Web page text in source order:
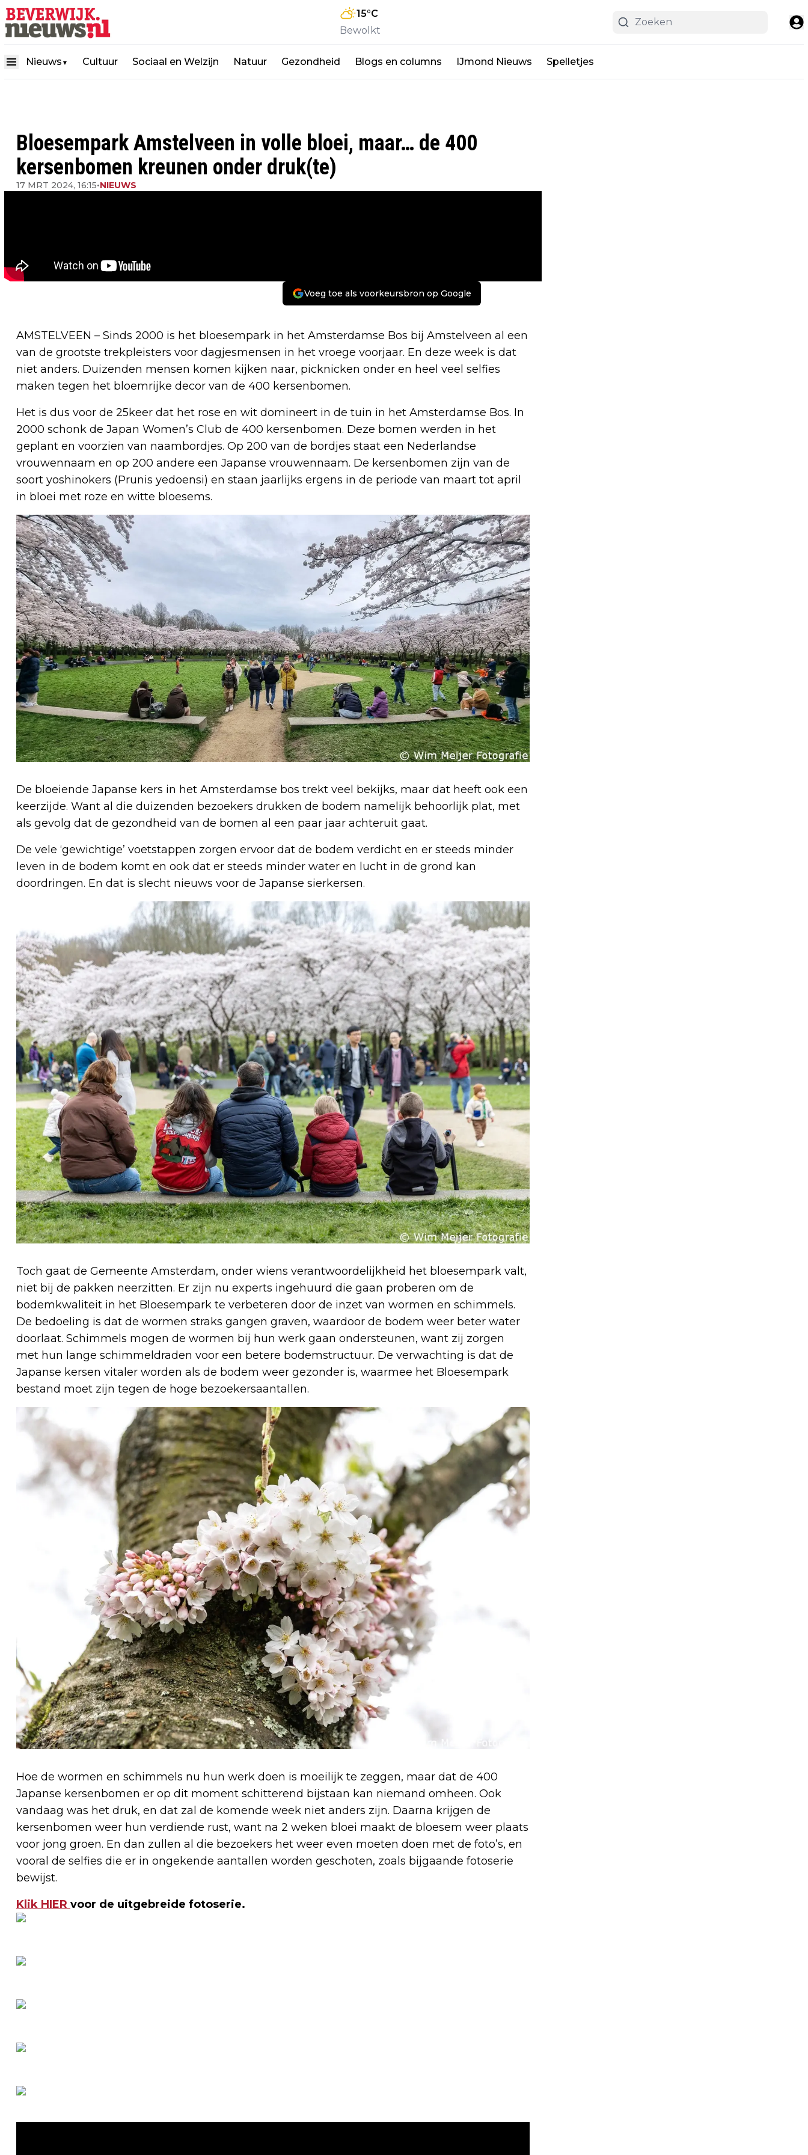
15°C
Bewolkt
Nieuws ▼ Cultuur Sociaal en Welzijn Natuur Gezondheid Blogs en columns IJmond Nieuws Spelletjes
Bloesempark Amstelveen in volle bloei, maar… de 400
kersenbomen kreunen onder druk(te)
17 MRT 2024, 16:15•NIEUWS
Voeg toe als voorkeursbron op Google
AMSTELVEEN – Sinds 2000 is het bloesempark in het Amsterdamse Bos bij Amstelveen al een
van de grootste trekpleisters voor dagjesmensen in het vroege voorjaar. En deze week is dat
niet anders. Duizenden mensen komen kijken naar, picknicken onder en heel veel selfies
maken tegen het bloemrijke decor van de 400 kersenbomen.
Het is dus voor de 25keer dat het rose en wit domineert in de tuin in het Amsterdamse Bos. In
2000 schonk de Japan Women’s Club de 400 kersenbomen. Deze bomen werden in het
geplant en voorzien van naambordjes. Op 200 van de bordjes staat een Nederlandse
vrouwennaam en op 200 andere een Japanse vrouwennaam. De kersenbomen zijn van de
soort yoshinokers (Prunis yedoensi) en staan jaarlijks ergens in de periode van maart tot april
in bloei met roze en witte bloesems.
De bloeiende Japanse kers in het Amsterdamse bos trekt veel bekijks, maar dat heeft ook een
keerzijde. Want al die duizenden bezoekers drukken de bodem namelijk behoorlijk plat, met
als gevolg dat de gezondheid van de bomen al een paar jaar achteruit gaat.
De vele ‘gewichtige’ voetstappen zorgen ervoor dat de bodem verdicht en er steeds minder
leven in de bodem komt en ook dat er steeds minder water en lucht in de grond kan
doordringen. En dat is slecht nieuws voor de Japanse sierkersen.
Toch gaat de Gemeente Amsterdam, onder wiens verantwoordelijkheid het bloesempark valt,
niet bij de pakken neerzitten. Er zijn nu experts ingehuurd die gaan proberen om de
bodemkwaliteit in het Bloesempark te verbeteren door de inzet van wormen en schimmels.
De bedoeling is dat de wormen straks gangen graven, waardoor de bodem weer beter water
doorlaat. Schimmels mogen de wormen bij hun werk gaan ondersteunen, want zij zorgen
met hun lange schimmeldraden voor een betere bodemstructuur. De verwachting is dat de
Japanse kersen vitaler worden als de bodem weer gezonder is, waarmee het Bloesempark
bestand moet zijn tegen de hoge bezoekersaantallen.
Hoe de wormen en schimmels nu hun werk doen is moeilijk te zeggen, maar dat de 400
Japanse kersenbomen er op dit moment schitterend bijstaan kan niemand omheen. Ook
vandaag was het druk, en dat zal de komende week niet anders zijn. Daarna krijgen de
kersenbomen weer hun verdiende rust, want na 2 weken bloei maakt de bloesem weer plaats
voor jong groen. En dan zullen al die bezoekers het weer even moeten doen met de foto’s, en
vooral de selfies die er in ongekende aantallen worden geschoten, zoals bijgaande fotoserie
bewijst.
Klik HIER voor de uitgebreide fotoserie.